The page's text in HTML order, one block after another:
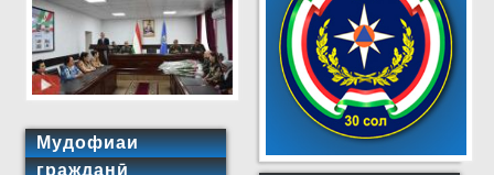
Мудофиаи
гражданӣ